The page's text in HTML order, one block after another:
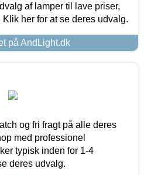
af lamper til lave priser,
her for at se deres udvalg.
på AndLight.dk
og fri fragt på alle deres
med professionel
typisk inden for 1-4
deres udvalg.